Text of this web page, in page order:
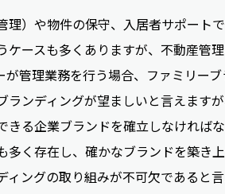
）や物件の保守、入居者サポート
ースも多くありますが、不動産管
管理業務を行う場合、ファミリー
ンディングが望ましいと言えます
る企業ブランドを確立しなければな
く存在し、確かなブランドを築き上
ングの取り組みが不可欠であると言